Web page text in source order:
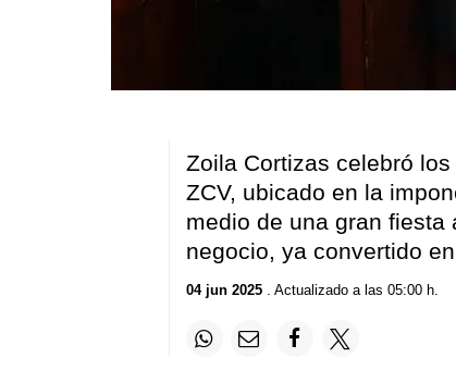
Zoila Cortizas celebró
ZCV, ubicado en la
medio de una gran fiesta
negocio, ya convertido
04 jun 2025. Actualizado a las 05:00 h.